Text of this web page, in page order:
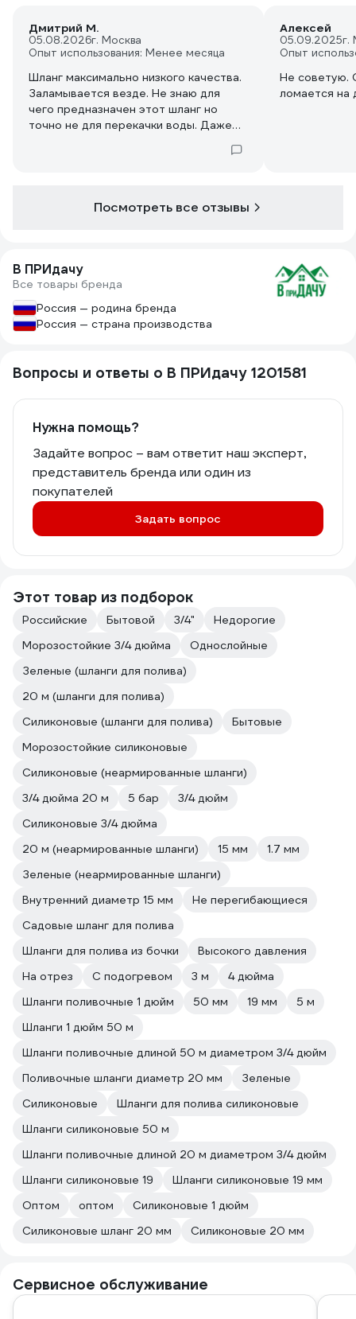
Дмитрий М.
05.08.2026г. Москва
Опыт использования: Менее месяца
Шланг максимально низкого качества.
Заламывается везде. Не знаю для
чего предназначен этот шланг но
точно не для перекачки воды. Даже
Заявлен внутренний диаметр 15им, но
20мм.
Алексей
05.09.2025г.
Опыт
Не советую.
ломается на
Посмотреть все отзывы
В ПРИдачу
Все товары бренда
Россия — родина бренда
Россия — страна производства
Вопросы и ответы о В ПРИдачу 1201581
Нужна помощь?
Задайте вопрос – вам ответит наш эксперт,
представитель бренда или один из
покупателей
Задать вопрос
Этот товар из подборок
Российские Бытовой 3/4"
Недорогие
Морозостойкие 3/4 дюйма
Однослойные
Зеленые (шланги для полива)
20 м (шланги для полива)
Силиконовые (шланги для полива)
Бытовые
Морозостойкие силиконовые
Силиконовые (неармированные шланги)
3/4 дюйма 20 м
5 бар
3/4 дюйм
Силиконовые 3/4 дюйма
20 м (неармированные шланги)
15 мм
1.7 мм
Зеленые (неармированные шланги)
Внутренний диаметр 15 мм
Не перегибающиеся
Садовые шланг для полива
Шланги для полива из бочки
Высокого давления
На отрез
С подогревом 3 м
4 дюйма
Шланги поливочные 1 дюйм
50 мм 19 мм
5 м
Шланги 1 дюйм 50 м
Шланги поливочные длиной 50 м диаметром 3/4 дюйм
Поливочные шланги диаметр 20 мм
Зеленые
Силиконовые
Шланги для полива силиконовые
Шланги силиконовые 50 м
Шланги поливочные длиной 20 м диаметром 3/4 дюйм
Шланги силиконовые 19
Шланги силиконовые 19 мм
Оптом
оптом
Силиконовые 1 дюйм
Силиконовые шланг 20 мм
Силиконовые 20 мм
Сервисное обслуживание